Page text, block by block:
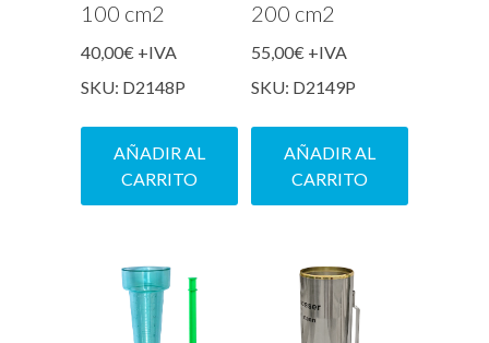
100 cm2
40,00€ +IVA
SKU: D2148P
AÑADIR AL
CARRITO
200 cm2
55,00€ +IVA
SKU: D2149P
AÑADIR AL
CARRITO